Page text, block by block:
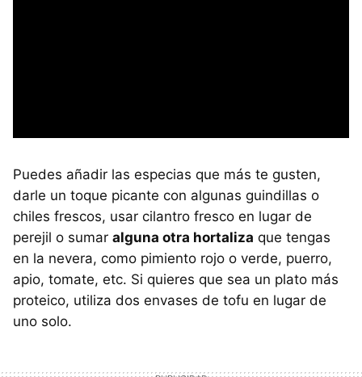
Puedes añadir las especias que más te gusten,
darle un toque picante con algunas guindillas o
chiles frescos, usar cilantro fresco en lugar de
perejil o sumar alguna otra hortaliza que tengas
en la nevera, como pimiento rojo o verde, puerro,
apio, tomate, etc. Si quieres que sea un plato más
proteico, utiliza dos envases de tofu en lugar de
uno solo.